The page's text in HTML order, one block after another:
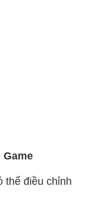
Game
thể điều chỉnh